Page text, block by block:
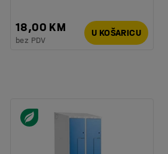
18,00 KM
bez PDV
U KOŠARICU